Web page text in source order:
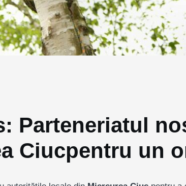
Parteneriatul
Ciucpentru un